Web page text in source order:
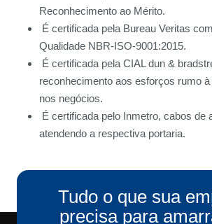
Reconhecimento ao Mérito.
É certificada pela Bureau Veritas
Qualidade NBR-ISO-9001:2015.
É certificada pela CIAL dun &
reconhecimento aos esforços rumo
nos negócios.
É certificada pelo Inmetro, cabos de
atendendo a respectiva portaria.
Tudo o que sua
precisa para